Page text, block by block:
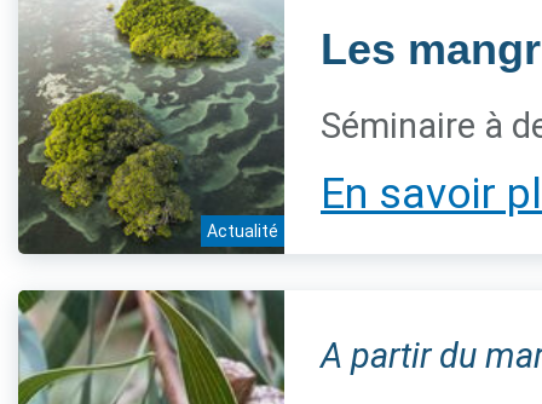
Actualité
Les
Séminaire à
En savoir
A partir du